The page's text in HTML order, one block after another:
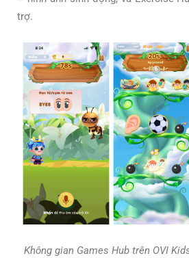
trợ.
Không gian Games Hub trên OVI